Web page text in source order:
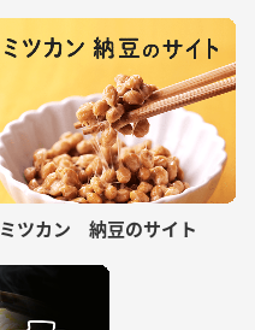
ミツカン 納豆のサイト